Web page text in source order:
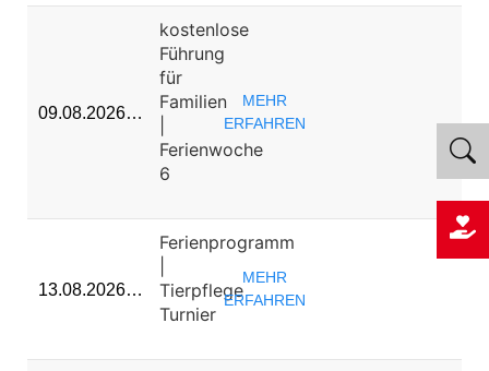
09.08.2026…
kostenlose
Führung
für
Familien
Ferienwoche
6
MEHR
ERFAHREN
13.08.2026…
Ferienprogramm
Tierpflege
Turnier
MEHR
ERFAHREN